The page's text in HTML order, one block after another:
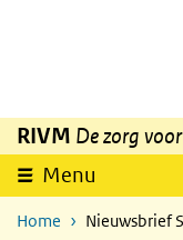
Overslaan en naar de
RIVM De zorg
Menu
Home Nieuwsbrief